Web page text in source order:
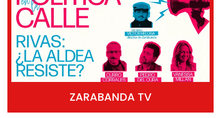
ZARABANDA TV